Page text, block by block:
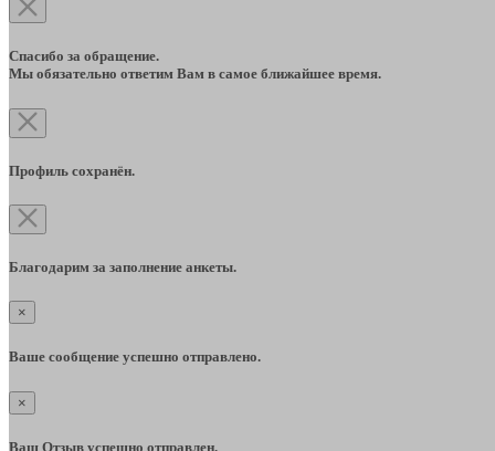
Спасибо за обращение.
Мы обязательно ответим Вам в самое ближайшее время.
Профиль сохранён.
Благодарим за заполнение анкеты.
×
Ваше сообщение успешно отправлено.
×
Ваш Отзыв успешно отправлен.